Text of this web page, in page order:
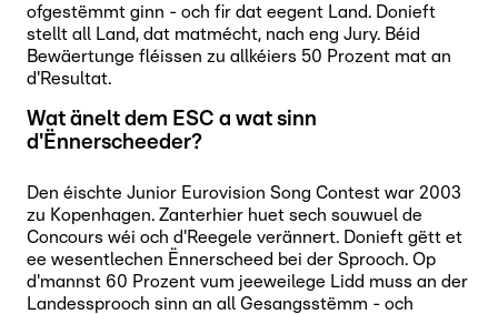
ofgestëmmt ginn - och fir dat eegent Land. Donieft
stellt all Land, dat matmécht, nach eng Jury. Béid
Bewäertunge fléissen zu allkéiers 50 Prozent mat an
d'Resultat.
Wat änelt dem ESC a wat sinn
d'Ënnerscheeder?
Den éischte Junior Eurovision Song Contest war 2003
zu Kopenhagen. Zanterhier huet sech souwuel de
Concours wéi och d'Reegele verännert. Donieft gëtt et
ee wesentlechen Ënnerscheed bei der Sprooch. Op
d'mannst 60 Prozent vum jeeweilege Lidd muss an der
Landessprooch sinn an all Gesangsstëmm - och